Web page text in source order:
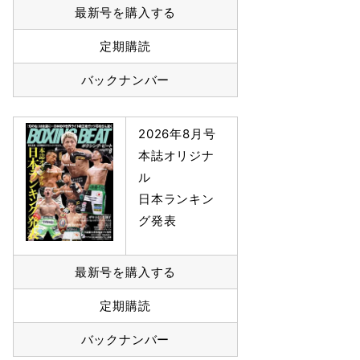
最新号を購入する
定期購読
バックナンバー
2026年8月号
本誌オリジナ
ル
日本ランキン
グ発表
最新号を購入する
定期購読
バックナンバー